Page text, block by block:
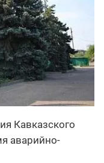
Кавказского
аварийно-